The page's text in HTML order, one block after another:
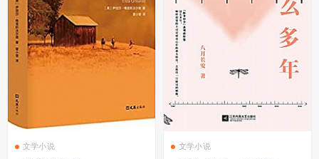
文学小说 文学小说